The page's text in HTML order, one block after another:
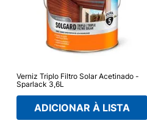
Verniz Triplo Filtro Solar Acetinado -
Sparlack 3,6L
ADICIONAR À LISTA